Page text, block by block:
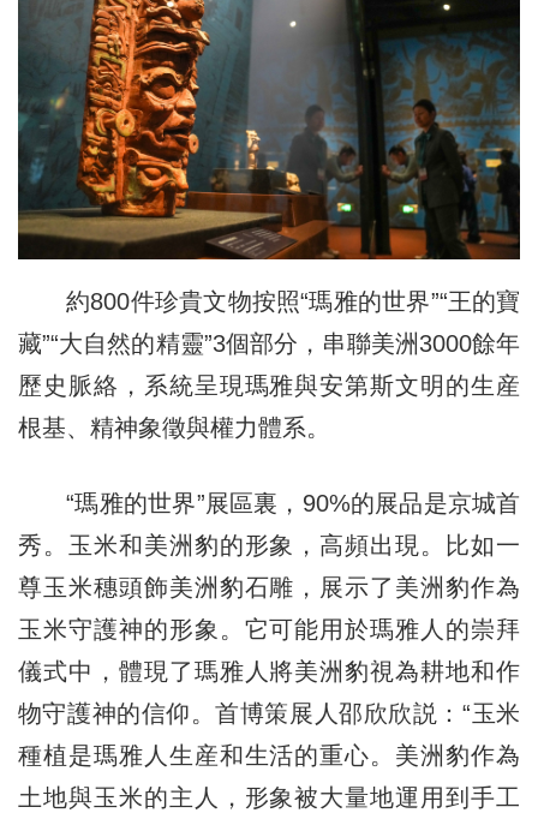
約800件珍貴文物按照“瑪雅的世界”“王的寶
藏”“大自然的精靈”3個部分，串聯美洲3000餘年
歷史脈絡，系統呈現瑪雅與安第斯文明的生産
根基、精神象徵與權力體系。
“瑪雅的世界”展區裏，90%的展品是京城首
秀。玉米和美洲豹的形象，高頻出現。比如一
尊玉米穗頭飾美洲豹石雕，展示了美洲豹作為
玉米守護神的形象。它可能用於瑪雅人的崇拜
儀式中，體現了瑪雅人將美洲豹視為耕地和作
物守護神的信仰。首博策展人邵欣欣説：“玉米
種植是瑪雅人生産和生活的重心。美洲豹作為
土地與玉米的主人，形象被大量地運用到手工